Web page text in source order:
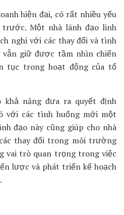
hiện đại, có rất nhiều yếu
Một nhà lãnh đạo linh
nghi với các thay đổi và tình
vẫn giữ được tầm nhìn chiến
tục trong hoạt động của tổ
năng đưa ra quyết định
với các tình huống mới một
đạo này cũng giúp cho nhà
thay đổi trong môi trường
vai trò quan trọng trong việc
lược và phát triển kế hoạch